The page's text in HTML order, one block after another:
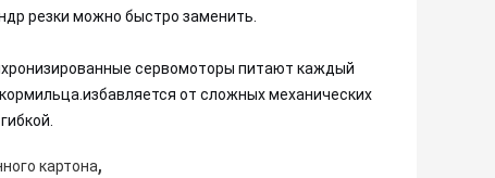
резки можно быстро заменить.
сервомоторы питают каждый
от сложных механических
картона,